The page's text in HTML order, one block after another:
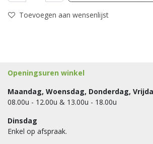
Toevoegen aan wensenlijst
Openingsuren winkel
Maandag, Woensdag, Donderdag,
08.00u - 12.00u & 13.00u - 18.00u
Dinsdag
Enkel op afspraak.